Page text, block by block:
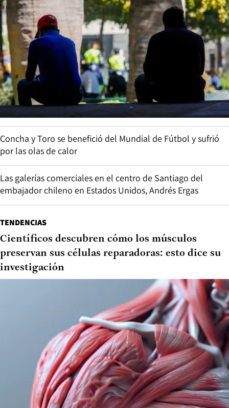
Concha y Toro se benefició del Mundial de Fútbol y sufrió
por las olas de calor
Las galerías comerciales en el centro de Santiago del
embajador chileno en Estados Unidos, Andrés Ergas
TENDENCIAS
Científicos descubren cómo los músculos
preservan sus células reparadoras: esto dice su
investigación